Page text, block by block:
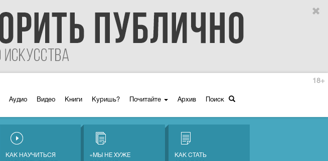
Аудио Видео Книги Куришь? Почитайте Архив Поиск
18+
КАК НАУЧИТЬСЯ
«МЫ НЕ ХУЖЕ
КАК СТАТЬ